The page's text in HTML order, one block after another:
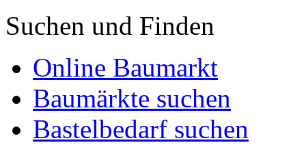
Suchen und Finden
Online Baumarkt
Baumärkte suchen
Bastelbedarf suchen